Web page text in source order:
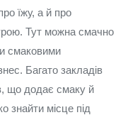
їжу, а й про
Тут можна смачно
смаковими
Багато закладів
що додає смаку й
знайти місце під